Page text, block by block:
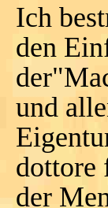
Ich
den
und
dottore
der